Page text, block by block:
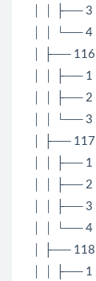
│ │ ├── 3
│ │ └── 4
│ ├── 116
│ │ ├── 1
│ │ ├── 2
│ │ └── 3
│ ├── 117
│ │ ├── 1
│ │ ├── 2
│ │ ├── 3
│ │ └── 4
│ ├── 118
│ │ ├── 1